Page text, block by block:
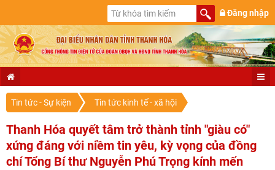
Đăng nhập
Tin tức - Sự kiện Tin tức kinh tế - xã hội
Thanh Hóa quyết tâm trở thành tỉnh "giàu có"
xứng đáng với niềm tin yêu, kỳ vọng của đồng
chí Tổng Bí thư Nguyễn Phú Trọng kính mến